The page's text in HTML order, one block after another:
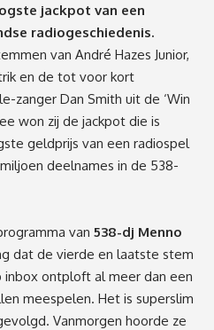
jackpot van een
radiogeschiedenis.
van André Hazes Junior,
en de tot voor kort
zanger Dan Smith uit de ‘Win
won zij de jackpot die is
geldprijs van een radiospel
deelnames in de 538-
van 538-dj Menno
dat de vierde en laatste stem
inbox ontploft al meer dan een
meespelen. Het is superslim
Vanmorgen hoorde ze